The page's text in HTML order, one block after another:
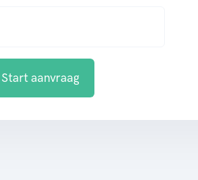
Start aanvraag